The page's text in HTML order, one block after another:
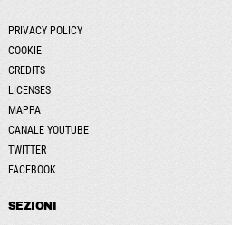
PRIVACY POLICY
COOKIE
CREDITS
LICENSES
MAPPA
CANALE YOUTUBE
TWITTER
FACEBOOK
SEZIONI